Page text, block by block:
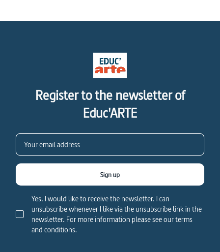
Register to the newsletter of
Educ'ARTE
Yes, I would like to receive the newsletter. I can
unsubscribe whenever I like via the unsubscribe link in the
newsletter. For more information please see our terms
and conditions.
Sign up